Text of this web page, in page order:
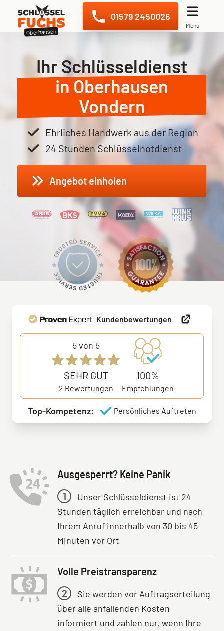
Navigation überspringen
Oberhausen
01579 2450026
Menü
Ihr Schlüsseldienst
in Oberhausen
Vondern
Ehrliches Handwerk aus der Region
24 Stunden Schlüsselnotdienst
Angebot einholen
Kundenbewertungen
5von 5
SEHR GUT
2 Bewertungen
100%
Empfehlungen
Top-Kompetenz: Persönliches Auftreten
Ausgesperrt? Keine Panik
1
Unser Schlüsseldienst ist 24
Stunden täglich erreichbar und nach
Ihrem Anruf innerhalb von 30 bis 45
Minuten vor Ort
Volle Preistransparenz
2
Sie werden vor Auftragserteilung
über alle anfallenden Kosten
informiert und zahlen nur, wenn Ihre